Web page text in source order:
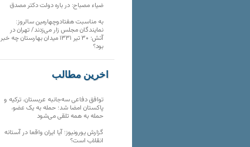
ضیاء مصباح: در باره دولت دکتر مصدق
به مناسبت هفتادوچهارمین سالروز:
نمایندگان مجلس زار می‌زدند/ تهران در
آتش؛ ۳۰ تیر ۱۳۳۱ میدان بهارستان چه خبر
بود؟
آخرین مطالب
توافق دفاعی سه‌جانبه عربستان، ترکیه و
پاکستان امضا شد؛ حمله به یک عضو،
حمله به همه تلقی می‌شود
گزارش یورونیوز؛ آیا ایران واقعا در آستانه
انقلاب است؟